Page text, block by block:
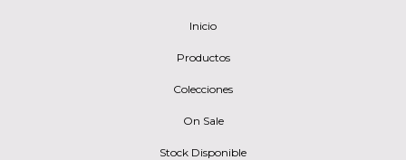
Inicio
Productos
Colecciones
On Sale
Stock Disponible